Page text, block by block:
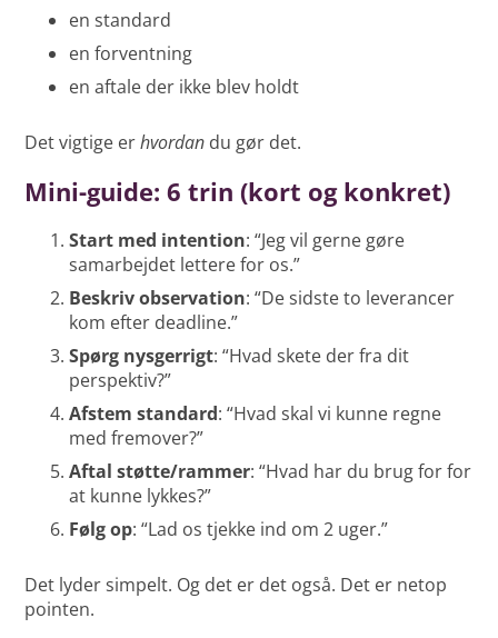
en standard
en forventning
en aftale der ikke blev holdt
Det vigtige erhvordan du gør det.
Mini-guide: 6 trin (kort og konkret)
Start med intention: “Jeg vil gerne gøre
samarbejdet lettere for os.”
Beskriv observation: “De sidste to leverancer
kom efter deadline.”
Spørg nysgerrigt: “Hvad skete der fra dit
perspektiv?”
Afstem standard: “Hvad skal vi kunne regne
med fremover?”
Aftal støtte/rammer: “Hvad har du brug for for
at kunne lykkes?”
Følg op: “Lad os tjekke ind om 2 uger.”
Det lyder simpelt. Og det er det også. Det er netop
pointen.